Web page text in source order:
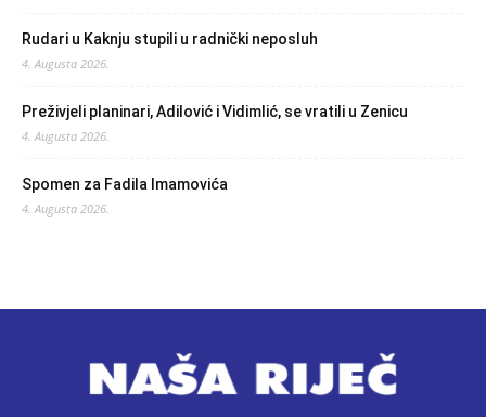
Rudari u Kaknju stupili u radnički neposluh
4. Augusta 2026.
Preživjeli planinari, Adilović i Vidimlić, se vratili u Zenicu
4. Augusta 2026.
Spomen za Fadila Imamovića
4. Augusta 2026.